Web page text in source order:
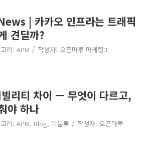
| 카카오 인프라는 트래픽
견딜까?
리: APM / 작성자: 오픈마루 마케팅3
리티 차이 — 무엇이 다르고,
야 하나
리: APM, Blog, 미분류 / 작성자: 오픈마루